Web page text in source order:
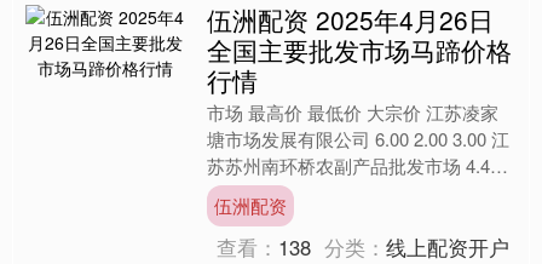
伍洲配资 2025年4月26日
全国主要批发市场马蹄价格
行情
市场 最高价 最低价 大宗价 江苏凌家
塘市场发展有限公司 6.00 2.00 3.00 江
苏苏州南环桥农副产品批发市场 4.40
3.60 4.00 安徽合肥周....
伍洲配资
查看： 138 分类：线上配资开户